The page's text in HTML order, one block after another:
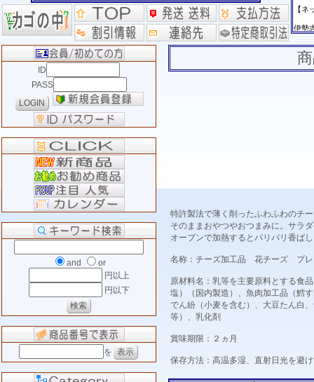
ID
PASS
and
or
円以上
円以下
を
特許製法で薄く削ったふわふわのチ
そのままおやつやおつまみに。サラ
オーブンで加熱するとパリパリ香ば
名称：チーズ加工品 花チーズ プ
原材料名：乳等を主要原料とする食
塩）（国内製造）、魚肉加工品（鱈
でん紛（小麦を含む）、大豆たん白
等）、乳化剤
賞味期限：２ヵ月
保存方法：高温多湿、直射日光を避